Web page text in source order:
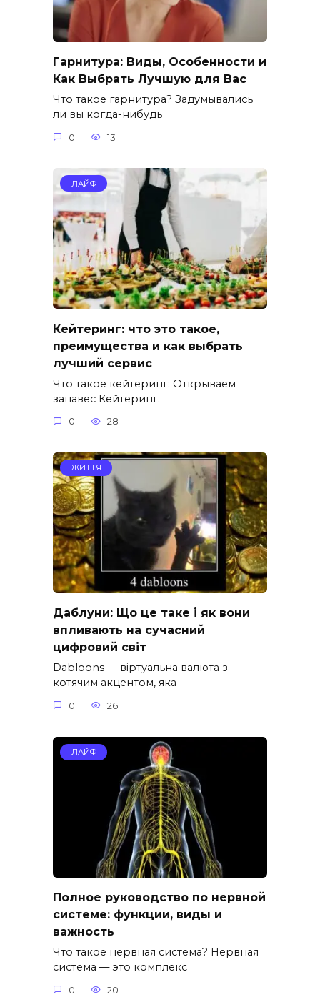
Гарнитура: Виды, Особенности и
Как Выбрать Лучшую для Вас
Что такое гарнитура? Задумывались
ли вы когда-нибудь
0 13
ЛАЙФ
Кейтеринг: что это такое,
преимущества и как выбрать
лучший сервис
Что такое кейтеринг: Открываем
занавес Кейтеринг.
0 28
ЖИТТЯ
Даблуни: Що це таке і як вони
впливають на сучасний
цифровий світ
Dabloons — віртуальна валюта з
котячим акцентом, яка
0 26
ЛАЙФ
Полное руководство по нервной
системе: функции, виды и
важность
Что такое нервная система? Нервная
система — это комплекс
0 20